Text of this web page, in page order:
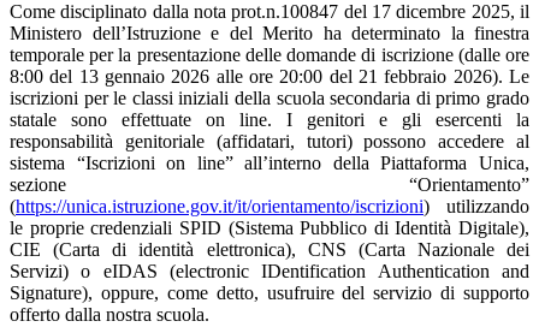
Come disciplinato dalla nota prot.n.100847 del 17 dicembre 2025, il
Ministero dell’Istruzione e del Merito ha determinato la finestra
temporale per la presentazione delle domande di iscrizione (dalle ore
8:00 del 13 gennaio 2026 alle ore 20:00 del 21 febbraio 2026). Le
iscrizioni per le classi iniziali della scuola secondaria di primo grado
statale sono effettuate on line. I genitori e gli esercenti la
responsabilità genitoriale (affidatari, tutori) possono accedere al
sistema “Iscrizioni on line” all’interno della Piattaforma Unica,
sezione “Orientamento”
(https://unica.istruzione.gov.it/it/orientamento/iscrizioni) utilizzando
le proprie credenziali SPID (Sistema Pubblico di Identità Digitale),
CIE (Carta di identità elettronica), CNS (Carta Nazionale dei
Servizi) o eIDAS (electronic IDentification Authentication and
Signature), oppure, come detto, usufruire del servizio di supporto
offerto dalla nostra scuola.